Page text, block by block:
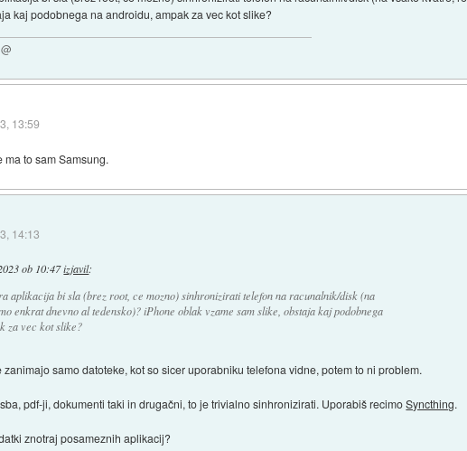
kaj podobnega na androidu, ampak za vec kot slike?
13:59
to sam Samsung.
14:13
ob 10:47izjavil:
aplikacija bi sla (brez root, ce mozno) sinhronizirati telefon na racunalnik/disk (na
enkrat dnevno al tedensko)? iPhone oblak vzame sam slike, obstaja kaj podobnega
za vec kot slike?
zanimajo samo datoteke, kot so sicer uporabniku telefona vidne, potem to ni problem.
pdf-ji, dokumenti taki in drugačni, to je trivialno sinhronizirati. Uporabiš recimoSyncthing.
znotraj posameznih aplikacij?